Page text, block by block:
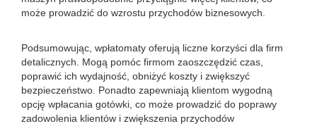
może prowadzić do wzrostu przychodów biznesowych.
Podsumowując, wpłatomaty oferują liczne korzyści dla firm
detalicznych. Mogą pomóc firmom zaoszczędzić czas,
poprawić ich wydajność, obniżyć koszty i zwiększyć
bezpieczeństwo. Ponadto zapewniają klientom wygodną
opcję wpłacania gotówki, co może prowadzić do poprawy
zadowolenia klientów i zwiększenia przychodów